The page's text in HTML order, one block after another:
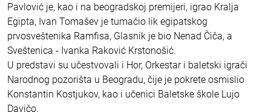
Pavlović je, kao i na beogradskoj premijeri, igrao Kralja
Egipta, Ivan Tomašev je tumačio lik egipatskog
prvosveštenika Ramfisa, Glasnik je bio Nenad Čiča, a
Sveštenica - Ivanka Raković Krstonošić.
U predstavi su učestvovali i Hor, Orkestar i baletski igrači
Narodnog pozorišta u Beogradu, čije je pokrete osmislio
Konstantin Kostjukov, kao i učenici Baletske škole Lujo
Davičo.